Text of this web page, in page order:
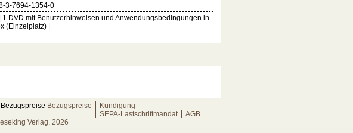
3-7694-1354-0
1 DVD mit Benutzerhinweisen und Anwendungsbedingungen in
(Einzelplatz) |
Bezugspreise
Kündigung
SEPA-Lastschriftmandat
AGB
Verlag, 2026